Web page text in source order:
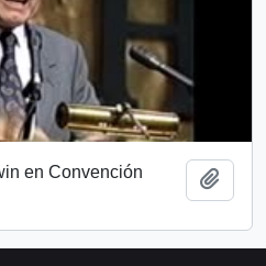
en Convención